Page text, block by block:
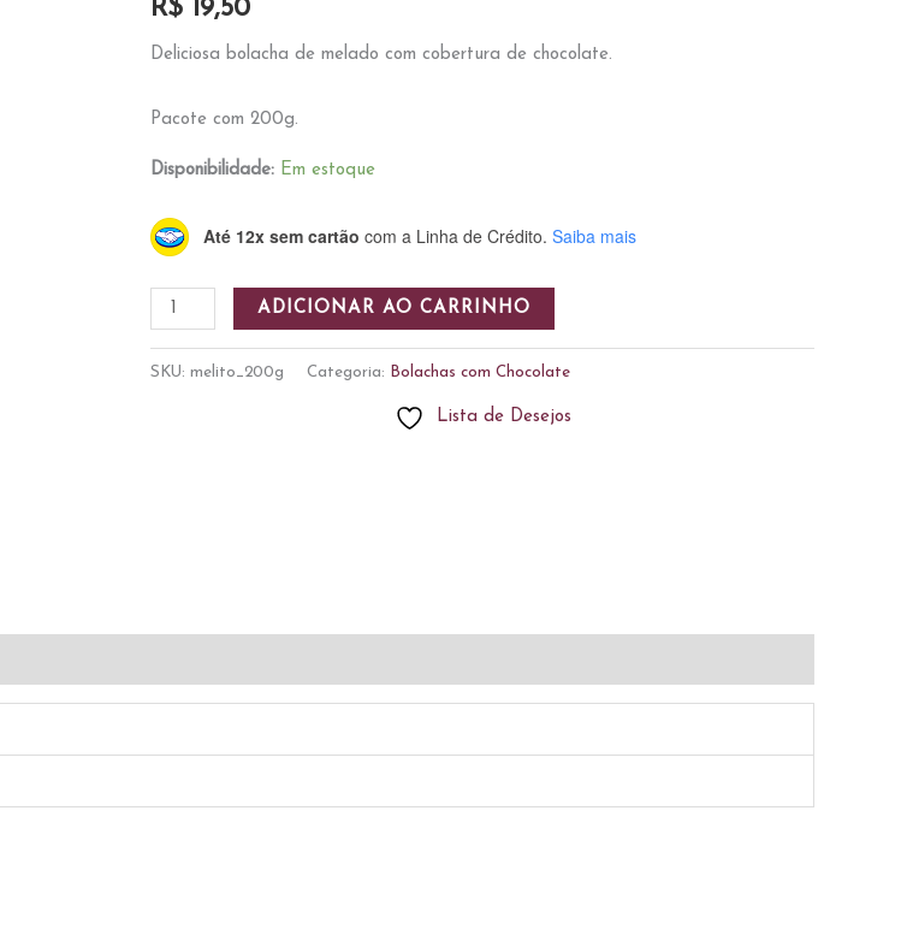
R$ 19,50
Deliciosa bolacha de melado com cobertura de chocolate.
Pacote com 200g.
Disponibilidade: Em estoque
Até 12x sem cartão com a Linha de Crédito. Saiba mais
Melito
200g
quantidade
ADICIONAR AO CARRINHO
SKU: melito_200g Categoria: Bolachas com Chocolate
Lista de Desejos